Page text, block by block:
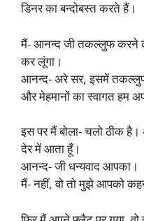
डिनर का बन्दोबस्त करते हैं।
मैं- आनन्द जी तकल्लुफ करने
कर लूंगा।
आनन्द- अरे सर, इसमें
और मेहमानों का स्वागत हम
इस पर मैं बोला- चलो ठीक
देर में आता हूँ।
आनन्द- जी धन्यवाद आपका।
मैं- नहीं, वो तो मुझे आपको